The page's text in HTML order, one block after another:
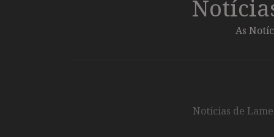
As
Notícias de